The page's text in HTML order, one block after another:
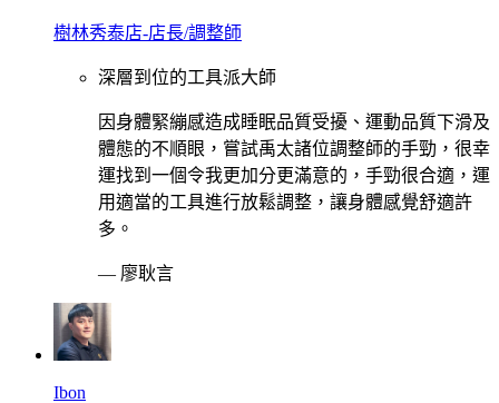
樹林秀泰店-店長/調整師
深層到位的工具派大師
因身體緊繃感造成睡眠品質受擾、運動品質下滑及
體態的不順眼，嘗試禹太諸位調整師的手勁，很幸
運找到一個令我更加分更滿意的，手勁很合適，運
用適當的工具進行放鬆調整，讓身體感覺舒適許
多。
— 廖耿言
Ibon